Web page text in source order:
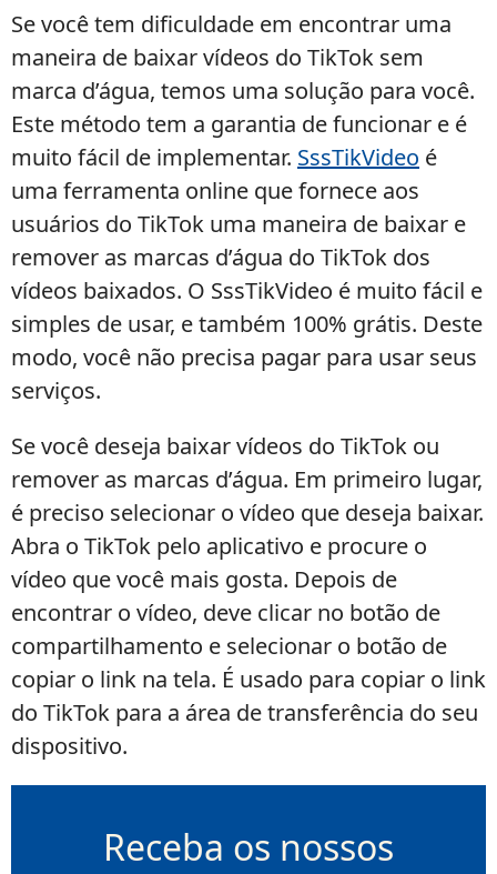
Se você tem dificuldade em encontrar uma
maneira de baixar vídeos do TikTok sem
marca d’água, temos uma solução para você.
Este método tem a garantia de funcionar e é
muito fácil de implementar. SssTikVideo é
uma ferramenta online que fornece aos
usuários do TikTok uma maneira de baixar e
remover as marcas d’água do TikTok dos
vídeos baixados. O SssTikVideo é muito fácil e
simples de usar, e também 100% grátis. Deste
modo, você não precisa pagar para usar seus
serviços.
Se você deseja baixar vídeos do TikTok ou
remover as marcas d’água. Em primeiro lugar,
é preciso selecionar o vídeo que deseja baixar.
Abra o TikTok pelo aplicativo e procure o
vídeo que você mais gosta. Depois de
encontrar o vídeo, deve clicar no botão de
compartilhamento e selecionar o botão de
copiar o link na tela. É usado para copiar o link
do TikTok para a área de transferência do seu
dispositivo.
Receba os nossos